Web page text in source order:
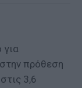
για
πρόθεση
3,6